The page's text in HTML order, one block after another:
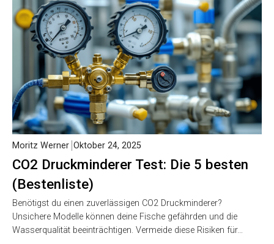
CO2 Druckminderer Test: Die 5 besten
(Bestenliste)
Moritz Werner Oktober 24, 2025
Benötigst du einen zuverlässigen CO2 Druckminderer?
Unsichere Modelle können deine Fische gefährden und die
Wasserqualität beeinträchtigen. Vermeide diese Risiken für…